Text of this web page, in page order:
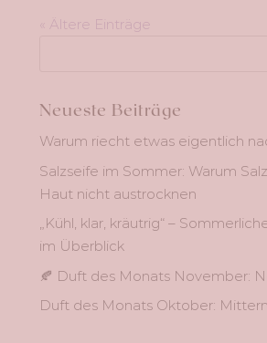
« Ältere Einträge
Neueste Beiträge
Warum riecht etwas eigentlich
Salzseife im Sommer: Warum
Haut nicht austrocknen
„Kühl, klar, kräutrig“ –
im Überblick
🍂 Duft des Monats November:
Duft des Monats Oktober: